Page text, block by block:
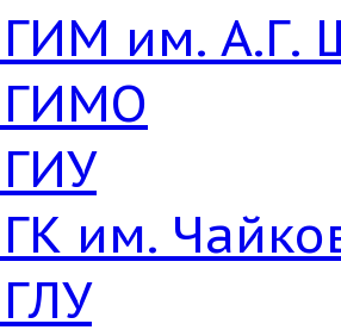
им. А.Г.
им.